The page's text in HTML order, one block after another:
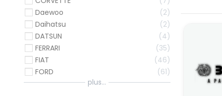
Quel
Daewoo
2
Daihatsu
2
DATSUN
4
FERRARI
35
FIAT
46
FORD
61
plus...